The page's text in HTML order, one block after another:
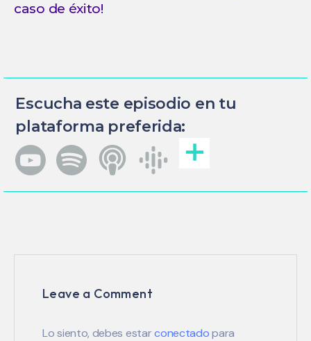
caso de éxito!
Escucha este episodio en tu
plataforma preferida:
Leave a Comment
Lo siento, debes estarconectadopara